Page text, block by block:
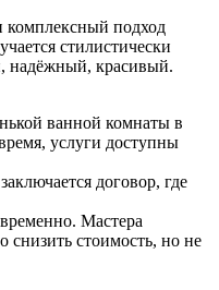
комплексный подход
стилистически
надёжный, красивый.
ванной комнаты в
услуги доступны
договор, где
Мастера
снизить стоимость, но не